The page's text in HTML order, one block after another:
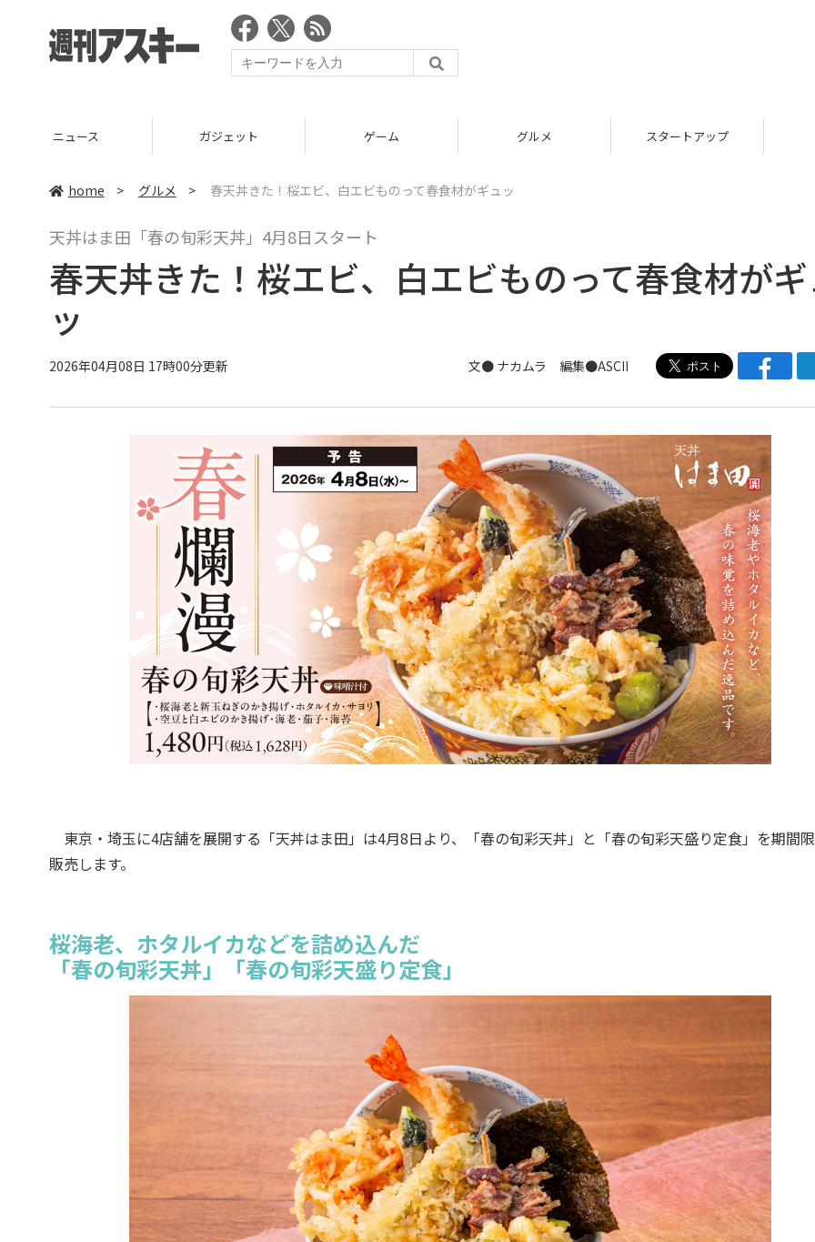
ニュース ガジェット ゲーム グルメ スタートアップ
home > グルメ > 春天丼きた！桜エビ、白エビものって春食材がギュッ
天丼はま田「春の旬彩天丼」4月8日スタート
春天丼きた！桜エビ、白エビものって春食材が
ッ
2026年04月08日 17時00分更新 文● ナカムラ 編集●ASCII
東京・埼玉に4店舗を展開する「天丼はま田」は4月8日より、「春の旬彩天丼」と「春の旬彩天盛り定食」を期間
販売します。
桜海老、ホタルイカなどを詰め込んだ
「春の旬彩天丼」「春の旬彩天盛り定食」